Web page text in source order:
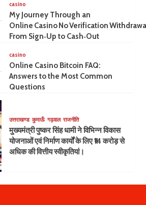
casino
My Journey Through an
Online Casino No Verification
From Sign‑Up to Cash‑Out
casino
Online Casino Bitcoin FAQ:
Answers to the Most Common
Questions
उत्तराखण्ड कुमाऊँ गढ़वाल राजनीति
मुख्यमंत्री पुष्कर सिंह धामी ने विभिन्न विकास
योजनाओं एवं निर्माण कार्यों के लिए ₹14 करोड़ से
अधिक की वित्तीय स्वीकृतियां।